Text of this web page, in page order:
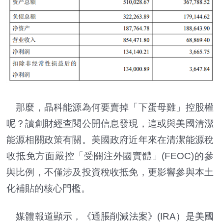
那麼，晶科能源為何要賣掉「下蛋母雞」控股權
呢？讀創財經查閱公開信息發現，這或與美國清潔
能源相關政策有關。美國政府近年來在清潔能源稅
收抵免方面嚴控「受關注外國實體」(FEOC)的參
與比例，不僅涉及投資稅收抵免，更影響參與本土
化補貼的核心門檻。
媒體報道顯示，《通脹削減法案》(IRA）是美國